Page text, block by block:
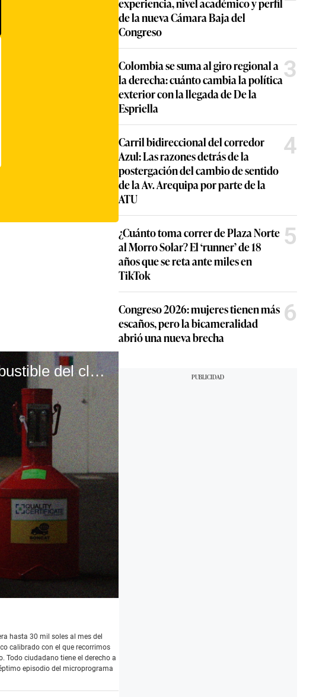
El truco de los grifos: así se apropian del combustible del cliente #VideosEC #Pasaenlacalle
hasta 30 mil soles al mes del
calibrado con el que recorrimos
Todo ciudadano tiene el derecho a
episodio del microprograma
de la nueva Cámara Baja del
Congreso
Colombia se suma al giro regional a
la derecha: cuánto cambia la política
exterior con la llegada de De la
Espriella
3
Carril bidireccional del corredor
Azul: Las razones detrás de la
postergación del cambio de sentido
de la Av. Arequipa por parte de la
ATU
4
¿Cuánto toma correr de Plaza Norte
al Morro Solar? El ‘runner’ de 18
años que se reta ante miles en
TikTok
5
Congreso 2026: mujeres tienen más
escaños, pero la bicameralidad
abrió una nueva brecha
6